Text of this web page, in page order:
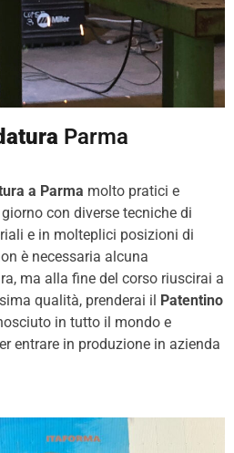
Parma
a Parma molto pratici e
con diverse tecniche di
e in molteplici posizioni di
è necessaria alcuna
ma alla fine del corso riuscirai a
qualità, prenderai il Patentino
in tutto il mondo e
entrare in produzione in azienda